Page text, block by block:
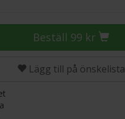
Beställ 99 kr
Lägg till på önskelista